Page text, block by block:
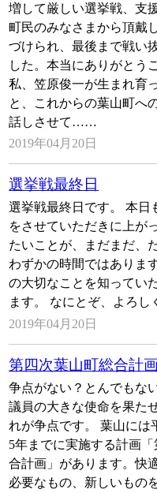
増して厳しい選挙戦、支
町民のみなさまから頂戴
づけられ、最後まで戦い
した。本当にありがとう
私、笠原俊一が生まれ育
と、これからの葉山町へ
話しさせて……
2019年04月20日
選挙戦最終日
選挙戦最終日です。 本日
をさせていただきに上が
たいことが、まだまだ、
わずかの時間ではありま
の大切なことを知ってい
ます。 なにとぞ、よろし
2019年04月20日
第四次葉山町総合計
争点がない？とんでもな
議員の大きな使命を果た
れが争点です。 葉山には
5年までに実施する計画
合計画」があります。快
必要なもの、新しいもの